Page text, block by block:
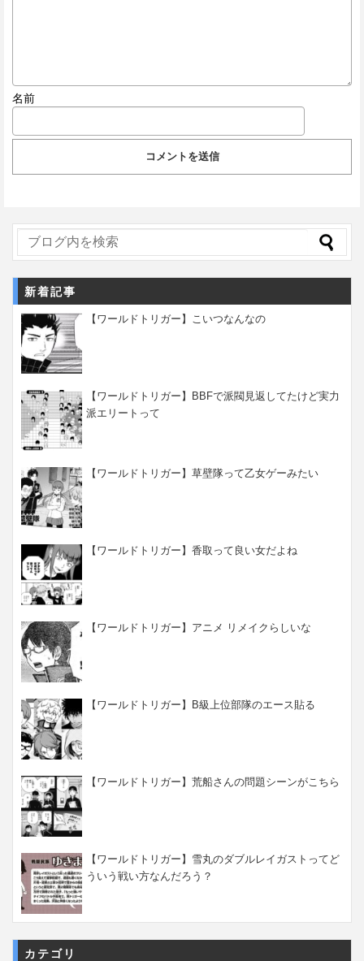
名前
新着記事
【ワールドトリガー】こいつなんなの
【ワールドトリガー】BBFで派閥見返してたけど実力
派エリートって
【ワールドトリガー】草壁隊って乙女ゲーみたい
【ワールドトリガー】香取って良い女だよね
【ワールドトリガー】アニメ リメイクらしいな
【ワールドトリガー】B級上位部隊のエース貼る
【ワールドトリガー】荒船さんの問題シーンがこちら
【ワールドトリガー】雪丸のダブルレイガストってど
ういう戦い方なんだろう？
カテゴリ